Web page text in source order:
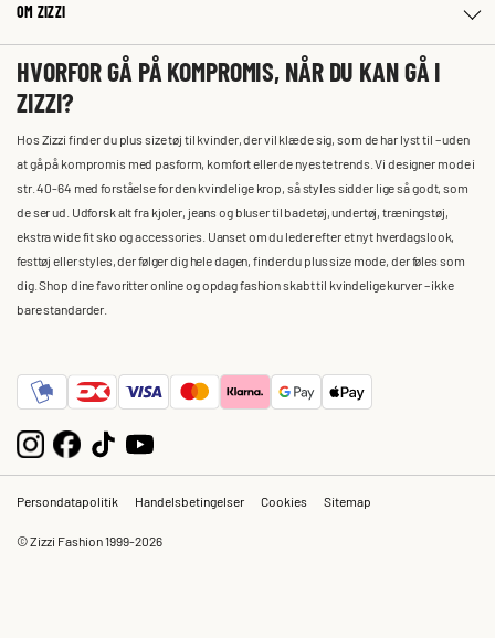
OM ZIZZI
HVORFOR GÅ PÅ KOMPROMIS, NÅR DU KAN GÅ I
ZIZZI?
Hos Zizzi finder du plus size tøj til kvinder, der vil klæde sig, som de har lyst til – uden
at gå på kompromis med pasform, komfort eller de nyeste trends. Vi designer mode i
str. 40-64 med forståelse for den kvindelige krop, så styles sidder lige så godt, som
de ser ud. Udforsk alt fra kjoler, jeans og bluser til badetøj, undertøj, træningstøj,
ekstra wide fit sko og accessories. Uanset om du leder efter et nyt hverdagslook,
festtøj eller styles, der følger dig hele dagen, finder du plus size mode, der føles som
dig. Shop dine favoritter online og opdag fashion skabt til kvindelige kurver – ikke
bare standarder.
Persondatapolitik Handelsbetingelser Cookies Sitemap
© Zizzi Fashion 1999-2026